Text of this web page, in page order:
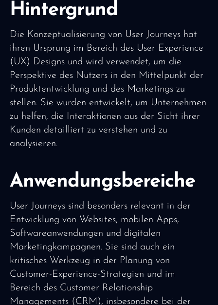
Hintergrund
Die Konzeptualisierung von User Journeys hat
ihren Ursprung im Bereich des User Experience
(UX) Designs und wird verwendet, um die
Perspektive des Nutzers in den Mittelpunkt der
Produktentwicklung und des Marketings zu
stellen. Sie wurden entwickelt, um Unternehmen
zu helfen, die Interaktionen aus der Sicht ihrer
Kunden detailliert zu verstehen und zu
analysieren.
Anwendungsbereiche
User Journeys sind besonders relevant in der
Entwicklung von Websites, mobilen Apps,
Softwareanwendungen und digitalen
Marketingkampagnen. Sie sind auch ein
kritisches Werkzeug in der Planung von
Customer-Experience-Strategien und im
Bereich des Customer Relationship
Managements (CRM), insbesondere bei der